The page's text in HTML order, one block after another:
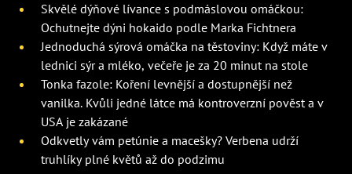
Skvělé dýňové lívance s podmáslovou omáčkou:
Ochutnejte dýni hokaido podle Marka Fichtnera
Jednoduchá sýrová omáčka na těstoviny: Když máte v
lednici sýr a mléko, večeře je za 20 minut na stole
Tonka fazole: Koření levnější a dostupnější než
vanilka. Kvůli jedné látce má kontroverzní pověst a v
USA je zakázané
Odkvetly vám petúnie a macešky? Verbena udrží
truhlíky plné květů až do podzimu